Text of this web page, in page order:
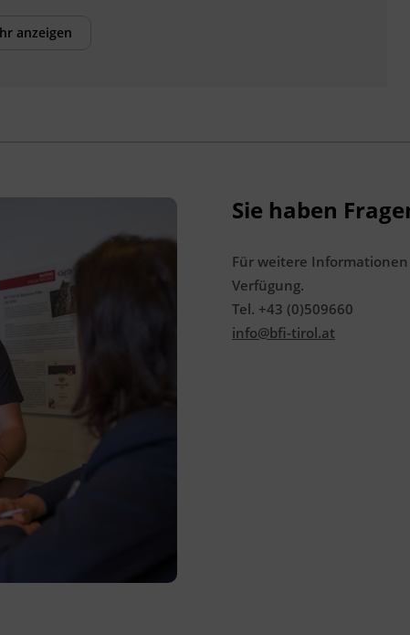
Sportartikelhändler Österreichs (VSSÖ),
BFI Tirol Bildungszentrum
Förderhinweis
Das Land Tirol fördert bis zu maximal 30 %
der Kurskosten. Nähere Informationen
finden Sie unter
www.mein-update.at
anzeigen
Sie haben
Für weitere
Verfügung.
Tel. +43 (0)509660
info@bfi-tirol.at